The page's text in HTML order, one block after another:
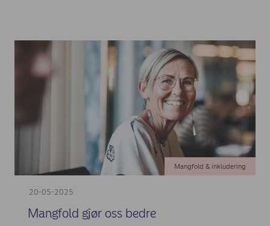
20-05-2025
Mangfold & inkludering
Mangfold gjør oss bedre